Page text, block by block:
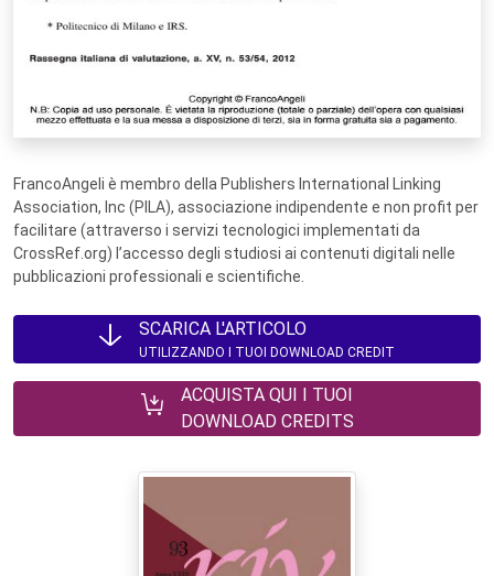
FrancoAngeli è membro della Publishers International Linking
Association, Inc (PILA), associazione indipendente e non profit per
facilitare (attraverso i servizi tecnologici implementati da
CrossRef.org) l’accesso degli studiosi ai contenuti digitali nelle
pubblicazioni professionali e scientifiche.
SCARICA L'ARTICOLO
UTILIZZANDO I TUOI DOWNLOAD CREDIT
ACQUISTA QUI I TUOI
DOWNLOAD CREDITS